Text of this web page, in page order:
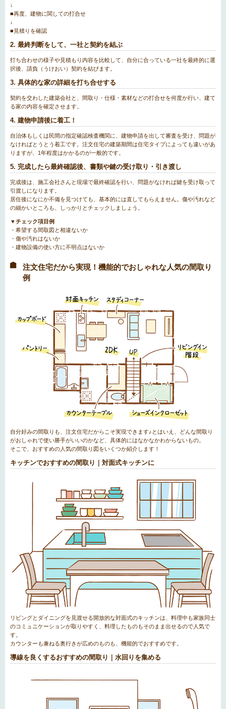
↓
■再度、建物に関しての打合せ
↓
■見積りを確認
2. 最終判断をして、一社と契約を結ぶ
打ち合わせの様子や見積もり内容を比較して、自分に合っている一社を最終的に選
択後、請負（うけおい）契約を結びます。
3. 具体的な家の詳細を打ち合せする
契約を交わした建築会社と、間取り・仕様・素材などの打合せを何度か行い、建て
る家の内容を確定させます。
4. 建物申請後に着工！
自治体もしくは民間の指定確認検査機関に、建物申請を出して審査を受け、問題が
なければとうとう着工です。注文住宅の建築期間は住宅タイプによっても違いがあ
りますが、1年程度はかかるのが一般的です。
5. 完成したら最終確認後、書類や鍵の受け取り・引き渡し
完成後は、施工会社さんと現場で最終確認を行い、問題がなければ鍵を受け取って
引渡しになります。
居住後になにか不備を見つけても、基本的には直してもらえません。傷や汚れなど
の細かいところも、しっかりとチェックしましょう。
▼チェック項目例
・希望する間取図と相違ないか
・傷や汚れはないか
・建物設備の使い方に不明点はないか
注文住宅だから実現！機能的でおしゃれな人気の間取り
例
自分好みの間取りも、注文住宅だからこそ実現できます♪とはいえ、どんな間取り
がおしゃれで使い勝手がいいのかなど、具体的にはなかなかわからないもの。
そこで、おすすめの人気の間取り図をいくつか紹介します！
キッチンでおすすめの間取り｜対面式キッチンに
リビングとダイニングを見渡せる開放的な対面式のキッチンは、料理中も家族同士
のコミュニケーションが取りやすく、料理したものもそのまま出せるので人気で
す。
カウンターも兼ねる奥行きが広めのものも、機能的でおすすめです。
導線を良くするおすすめの間取り｜水回りを集める